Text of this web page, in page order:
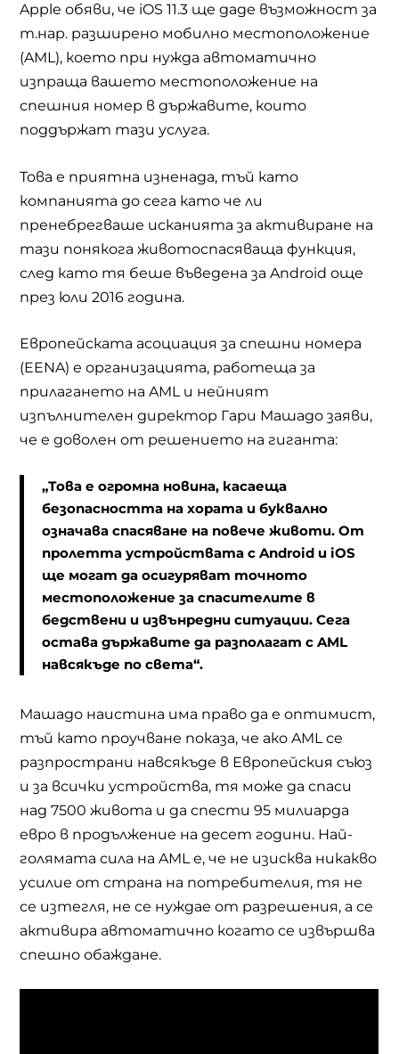
Appleобяви, че iOS 11.3 ще даде възможност за
т.нар. разширено мобилно местоположение
(AML), което при нужда автоматично
изпраща вашето местоположение на
спешния номер в държавите, които
поддържат тази услуга.
Това е приятна изненада, тъй като
компанията до сега като че ли
пренебрегваше исканията за активиране на
тази понякога животоспасяваща функция,
след като тя беше въведена заAndroidоще
през юли 2016 година.
Европейската асоциация за спешни номера
(EENA)е организацията, работеща за
прилагането наAML и нейният
изпълнителен директор Гари Машадо заяви,
че е доволен от решението на гиганта:
„Това е огромна новина, касаеща
безопасността на хората и буквално
означава спасяване на повече животи. От
пролетта устройствата сAndroidиiOS
ще могат да осигуряват точното
местоположение за спасителите в
бедствени и извънредни ситуации. Сега
остава държавите да разполагат сAML
навсякъде по света“.
Машадо наистина има право да е оптимист,
тъй като проучване показа, че акоAMLсе
разпространи навсякъде в Европейския съюз
и за всички устройства, тя може да спаси
над 7500 живота и да спести 95 милиарда
евро в продължение на десет години. Най-
голямата сила наAMLе, че не изисква никакво
усилие от страна на потребителия, тя не
се изтегля, не се нуждае от разрешения, а се
активира автоматично когато се извършва
спешно обаждане.